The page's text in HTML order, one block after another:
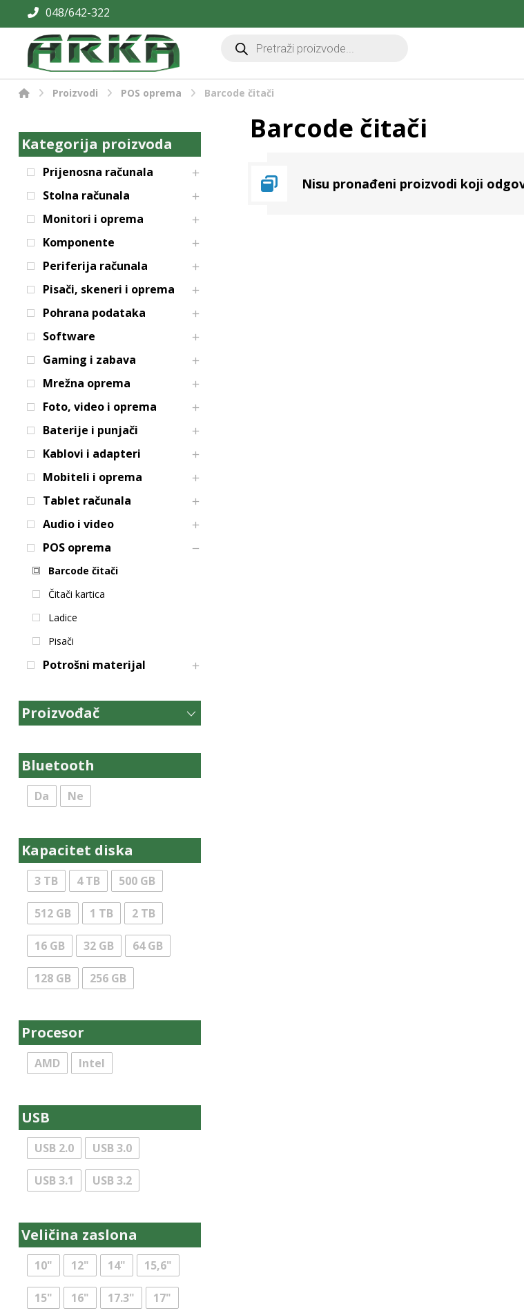
048/642-322
Proizvodi POS oprema Barcode čitači
Barcode čitači
Nisu pronađeni proizvodi koji
Kategorija proizvoda
Prijenosna računala
Stolna računala
Monitori i oprema
Komponente
Periferija računala
Pisači, skeneri i oprema
Pohrana podataka
Software
Gaming i zabava
Mrežna oprema
Foto, video i oprema
Baterije i punjači
Kablovi i adapteri
Mobiteli i oprema
Tablet računala
Audio i video
POS oprema
Barcode čitači
Čitači kartica
Ladice
Pisači
Potrošni materijal
Proizvođač
Bluetooth
Da Ne
Kapacitet diska
3 TB 4 TB 500 GB
512 GB 1 TB 2 TB
16 GB 32 GB 64 GB
128 GB 256 GB
Procesor
AMD Intel
USB
USB 2.0 USB 3.0
USB 3.1 USB 3.2
Veličina zaslona
10" 12" 14" 15,6"
15" 16" 17.3" 17"